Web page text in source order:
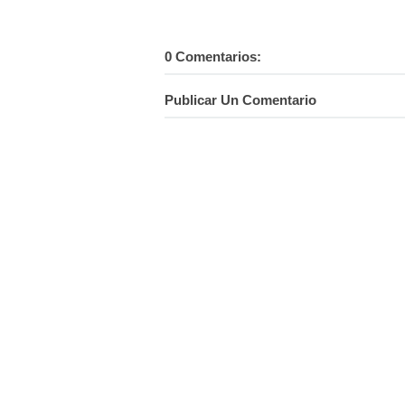
0 Comentarios:
Publicar Un Comentario